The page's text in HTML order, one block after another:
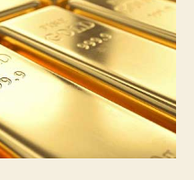
Emas
Naik
Tipis